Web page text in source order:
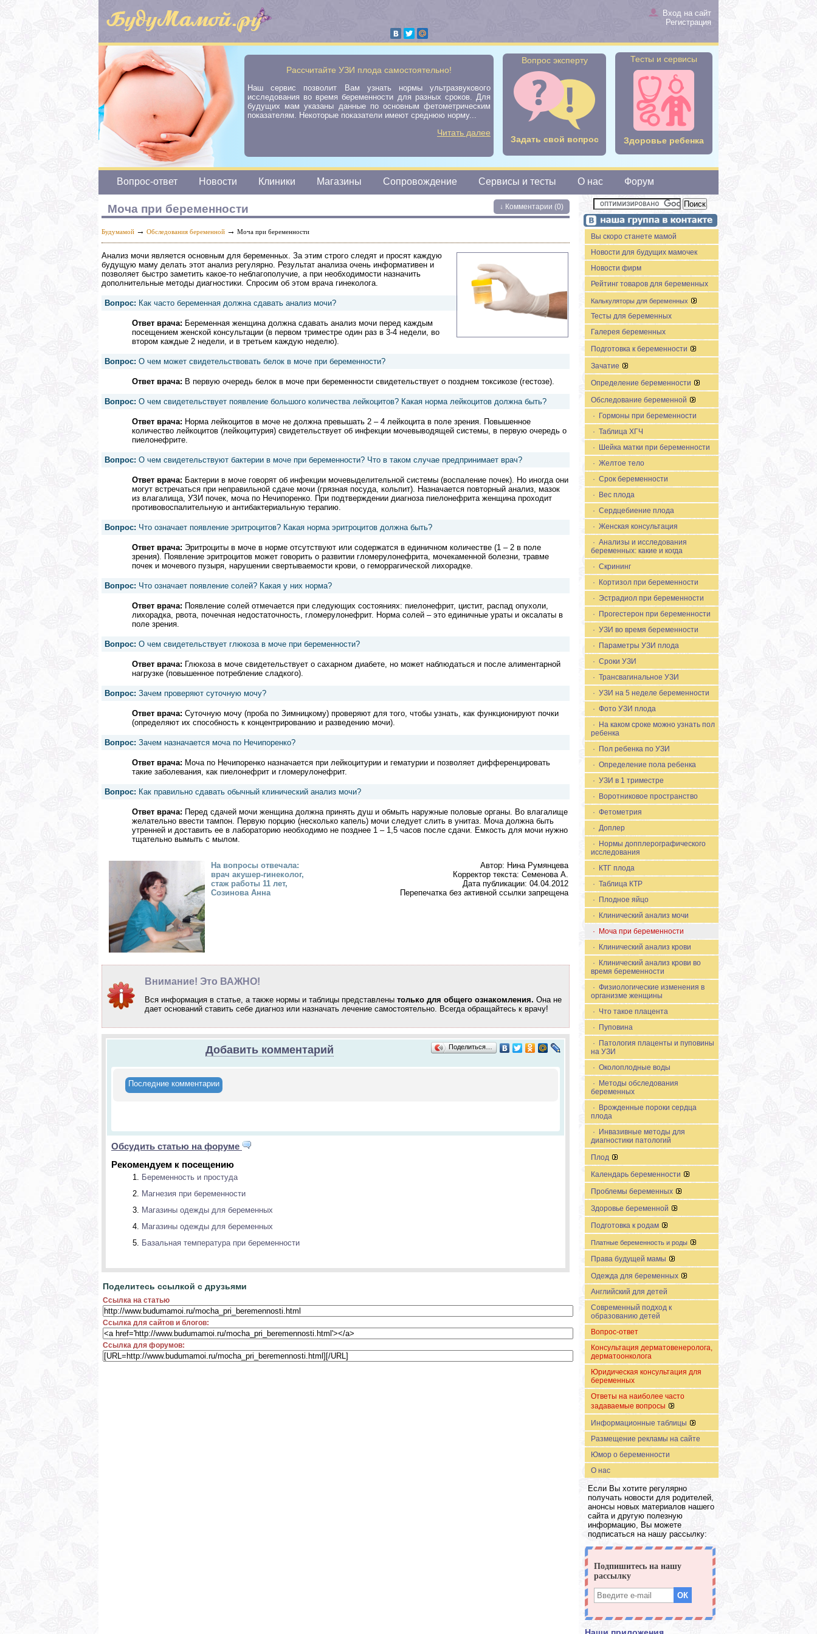
Вход на сайт
Регистрация
Рассчитайте УЗИ плода самостоятельно!
Наш сервис позволит Вам узнать нормы ультразвукового
исследования во время беременности для разных сроков. Для
будущих мам указаны данные по основным фетометрическим
показателям. Некоторые показатели имеют среднюю норму...
Читать далее
Вопрос эксперту
Задать свой вопрос
Тесты и сервисы
Здоровье ребенка
Вопрос-ответ Новости Клиники Магазины Сопровождение Сервисы и тесты О нас Форум
↓ Комментарии (0)
Моча при беременности
Будумамой → Обследования беременной → Моча при беременности
Анализ мочи является основным для беременных. За этим строго следят и просят каждую
будущую маму делать этот анализ регулярно. Результат анализа очень информативен и
позволяет быстро заметить какое-то неблагополучие, а при необходимости назначить
дополнительные методы диагностики. Спросим об этом врача гинеколога.
Вопрос: Как часто беременная должна сдавать анализ мочи?
Ответ врача: Беременная женщина должна сдавать анализ мочи перед каждым
посещением женской консультации (в первом триместре один раз в 3-4 недели, во
втором каждые 2 недели, и в третьем каждую неделю).
Вопрос: О чем может свидетельствовать белок в моче при беременности?
Ответ врача: В первую очередь белок в моче при беременности свидетельствует о позднем токсикозе (гестозе).
Вопрос: О чем свидетельствует появление большого количества лейкоцитов? Какая норма лейкоцитов должна быть?
Ответ врача: Норма лейкоцитов в моче не должна превышать 2 – 4 лейкоцита в поле зрения. Повышенное
количество лейкоцитов (лейкоцитурия) свидетельствует об инфекции мочевыводящей системы, в первую очередь о
пиелонефрите.
Вопрос: О чем свидетельствуют бактерии в моче при беременности? Что в таком случае предпринимает врач?
Ответ врача: Бактерии в моче говорят об инфекции мочевыделительной системы (воспаление почек). Но иногда они
могут встречаться при неправильной сдаче мочи (грязная посуда, кольпит). Назначается повторный анализ, мазок
из влагалища, УЗИ почек, моча по Нечипоренко. При подтверждении диагноза пиелонефрита женщина проходит
противовоспалительную и антибактериальную терапию.
Вопрос: Что означает появление эритроцитов? Какая норма эритроцитов должна быть?
Ответ врача: Эритроциты в моче в норме отсутствуют или содержатся в единичном количестве (1 – 2 в поле
зрения). Появление эритроцитов может говорить о развитии гломерулонефрита, мочекаменной болезни, травме
почек и мочевого пузыря, нарушении свертываемости крови, о геморрагической лихорадке.
Вопрос: Что означает появление солей? Какая у них норма?
Ответ врача: Появление солей отмечается при следующих состояниях: пиелонефрит, цистит, распад опухоли,
лихорадка, рвота, почечная недостаточность, гломерулонефрит. Норма солей – это единичные ураты и оксалаты в
поле зрения.
Вопрос: О чем свидетельствует глюкоза в моче при беременности?
Ответ врача: Глюкоза в моче свидетельствует о сахарном диабете, но может наблюдаться и после алиментарной
нагрузке (повышенное потребление сладкого).
Вопрос: Зачем проверяют суточную мочу?
Ответ врача: Суточную мочу (проба по Зимницкому) проверяют для того, чтобы узнать, как функционируют почки
(определяют их способность к концентрированию и разведению мочи).
Вопрос: Зачем назначается моча по Нечипоренко?
Ответ врача: Моча по Нечипоренко назначается при лейкоцитурии и гематурии и позволяет дифференцировать
такие заболевания, как пиелонефрит и гломерулонефрит.
Вопрос: Как правильно сдавать обычный клинический анализ мочи?
Ответ врача: Перед сдачей мочи женщина должна принять душ и обмыть наружные половые органы. Во влагалище
желательно ввести тампон. Первую порцию (несколько капель) мочи следует слить в унитаз. Моча должна быть
утренней и доставить ее в лабораторию необходимо не позднее 1 – 1,5 часов после сдачи. Емкость для мочи нужно
тщательно вымыть с мылом.
На вопросы отвечала:
врач акушер-гинеколог,
стаж работы 11 лет,
Созинова Анна
Автор: Нина Румянцева
Корректор текста: Семенова А.
Дата публикации: 04.04.2012
Перепечатка без активной ссылки запрещена
Внимание! Это ВАЖНО!
Вся информация в статье, а также нормы и таблицы представлены только для общего ознакомления. Она не
дает оснований ставить себе диагноз или назначать лечение самостоятельно. Всегда обращайтесь к врачу!
Поделиться…
Добавить комментарий
Последние комментарии
Обсудить статью на форуме
Рекомендуем к посещению
Беременность и простуда
Магнезия при беременности
Магазины одежды для беременных
Магазины одежды для беременных
Базальная температура при беременности
Поделитесь ссылкой с друзьями
Ссылка на статью
Ссылка для сайтов и блогов:
Ссылка для форумов:
Вы скоро станете мамой
Новости для будущих мамочек
Новости фирм
Рейтинг товаров для беременных
Калькуляторы для беременных
Тесты для беременных
Галерея беременных
Подготовка к беременности
Зачатие
Определение беременности
Обследование беременной
· Гормоны при беременности
· Таблица ХГЧ
· Шейка матки при беременности
· Желтое тело
· Срок беременности
· Вес плода
· Сердцебиение плода
· Женская консультация
· Анализы и исследования
беременных: какие и когда
· Скрининг
· Кортизол при беременности
· Эстрадиол при беременности
· Прогестерон при беременности
· УЗИ во время беременности
· Параметры УЗИ плода
· Сроки УЗИ
· Трансвагинальное УЗИ
· УЗИ на 5 неделе беременности
· Фото УЗИ плода
· На каком сроке можно узнать пол
ребенка
· Пол ребенка по УЗИ
· Определение пола ребенка
· УЗИ в 1 триместре
· Воротниковое пространство
· Фетометрия
· Доплер
· Нормы допплерографического
исследования
· КТГ плода
· Таблица КТР
· Плодное яйцо
· Клинический анализ мочи
· Моча при беременности
· Клинический анализ крови
· Клинический анализ крови во
время беременности
· Физиологические изменения в
организме женщины
· Что такое плацента
· Пуповина
· Патология плаценты и пуповины
на УЗИ
· Околоплодные воды
· Методы обследования
беременных
· Врожденные пороки сердца
плода
· Инвазивные методы для
диагностики патологий
Плод
Календарь беременности
Проблемы беременных
Здоровье беременной
Подготовка к родам
Платные беременность и роды
Права будущей мамы
Одежда для беременных
Английский для детей
Современный подход к
образованию детей
Вопрос-ответ
Консультация дерматовенеролога,
дерматоонколога
Юридическая консультация для
беременных
Ответы на наиболее часто
задаваемые вопросы
Информационные таблицы
Размещение рекламы на сайте
Юмор о беременности
О нас
Если Вы хотите регулярно
получать новости для родителей,
анонсы новых материалов нашего
сайта и другую полезную
информацию, Вы можете
подписаться на нашу рассылку: